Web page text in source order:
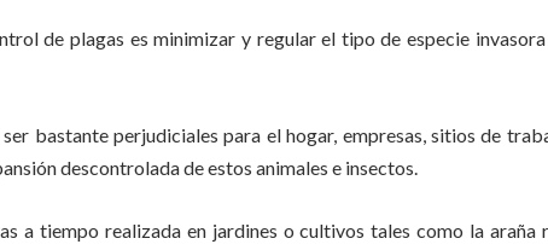
de plagas es minimizar y regular el tipo de especie
bastante perjudiciales para el hogar, empresas, sitios de
descontrolada de estos animales e insectos.
a tiempo realizada enjardines o cultivos tales como la araña